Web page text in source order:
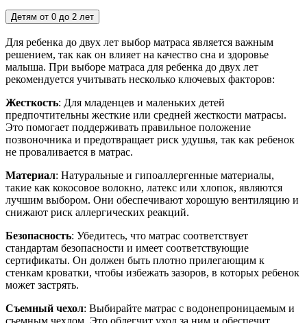
Детям от 0 до 2 лет
Для ребенка до двух лет выбор матраса является важным
решением, так как он влияет на качество сна и здоровье
малыша. При выборе матраса для ребенка до двух лет
рекомендуется учитывать несколько ключевых факторов:
Жесткость: Для младенцев и маленьких детей
предпочтительны жесткие или средней жесткости матрасы.
Это помогает поддерживать правильное положение
позвоночника и предотвращает риск удушья, так как ребенок
не проваливается в матрас.
Материал: Натуральные и гипоаллергенные материалы,
такие как кокосовое волокно, латекс или хлопок, являются
лучшим выбором. Они обеспечивают хорошую вентиляцию и
снижают риск аллергических реакций.
Безопасность: Убедитесь, что матрас соответствует
стандартам безопасности и имеет соответствующие
сертификаты. Он должен быть плотно прилегающим к
стенкам кроватки, чтобы избежать зазоров, в которых ребенок
может застрять.
Съемный чехол: Выбирайте матрас с водонепроницаемым и